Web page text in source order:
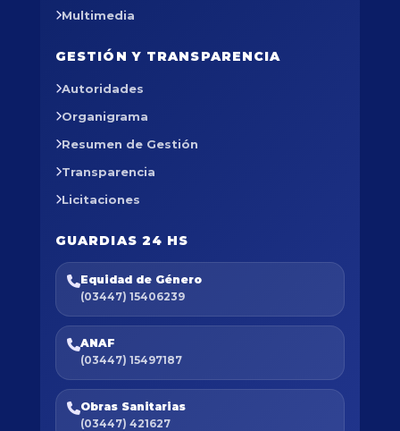
Multimedia
GESTIÓN Y TRANSPARENCIA
Autoridades
Organigrama
Resumen de Gestión
Transparencia
Licitaciones
GUARDIAS 24 HS
Equidad de Género
(03447) 15406239
ANAF
(03447) 15497187
Obras Sanitarias
(03447) 421627